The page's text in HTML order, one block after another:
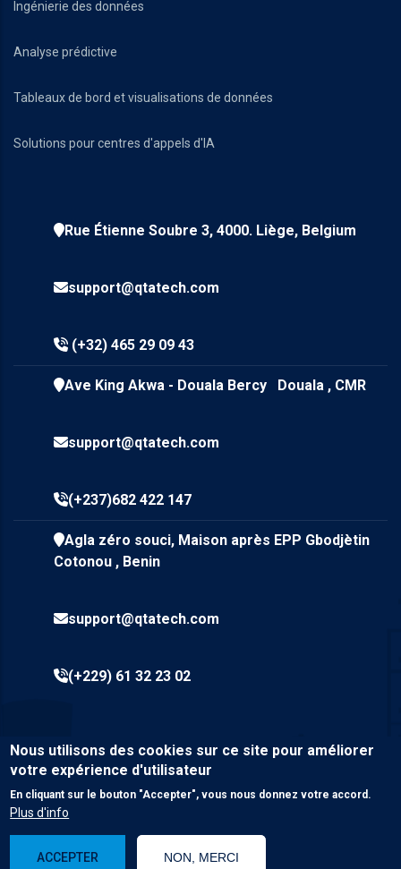
Ingénierie des données
Analyse prédictive
Tableaux de bord et visualisations de données
Solutions pour centres d'appels d'IA
Rue Étienne Soubre 3, 4000. Liège, Belgium
support@qtatech.com
(+32) 465 29 09 43
Ave King Akwa - Douala Bercy Douala , CMR
support@qtatech.com
(+237)682 422 147
Agla zéro souci, Maison après EPP Gbodjètin
Cotonou , Benin
support@qtatech.com
(+229) 61 32 23 02
© CopyrightQta Tech SARL2023. Tous droits réservés.
Nous utilisons des cookies sur ce site pour améliorer
votre expérience d'utilisateur
En cliquant sur le bouton "Accepter", vous nous donnez votre accord.
Plus d'info
ACCEPTER NON, MERCI